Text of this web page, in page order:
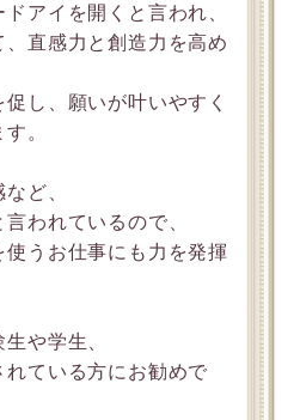
アイを開くと言われ、
直感力と創造力を高め
し、願いが叶いやすく
。
ど、
われているので、
うお仕事にも力を発揮
や学生、
ている方にお勧めで